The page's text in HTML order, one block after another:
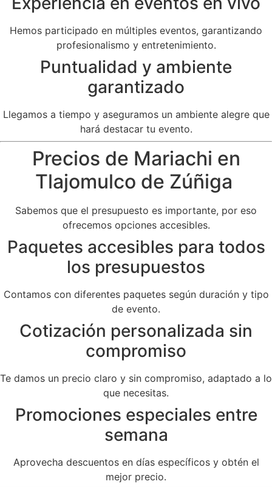
Hemos participado en múltiples eventos, garantizando
profesionalismo y entretenimiento.
Puntualidad y ambiente
garantizado
Llegamos a tiempo y aseguramos un ambiente alegre que
hará destacar tu evento.
Precios de Mariachi en
Tlajomulco de Zúñiga
Sabemos que el presupuesto es importante, por eso
ofrecemos opciones accesibles.
Paquetes accesibles para todos
los presupuestos
Contamos con diferentes paquetes según duración y tipo
de evento.
Cotización personalizada sin
compromiso
Te damos un precio claro y sin compromiso, adaptado a lo
que necesitas.
Promociones especiales entre
semana
Aprovecha descuentos en días específicos y obtén el
mejor precio.